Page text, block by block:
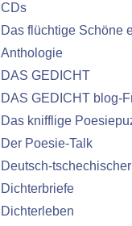
CDs
Das flüchtige Schöne
Anthologie
DAS GEDICHT
DAS GEDICHT blog-
Das knifflige
Der Poesie-Talk
Deutsch-
Dichterbriefe
Dichterleben